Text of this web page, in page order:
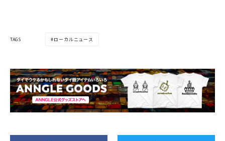
TAGS ローカルニュース